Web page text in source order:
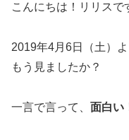
こんにちは！リリスで
2019年4月6日（土）
もう見ましたか？
一言で言って、 面白い